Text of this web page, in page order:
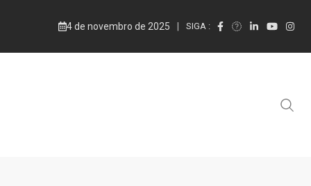
4 de novembro de 2025 SIGA :